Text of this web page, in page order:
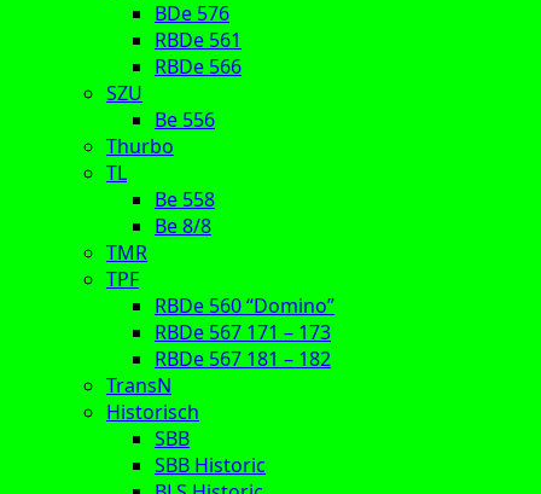
BDe 576
RBDe 561
RBDe 566
SZU
Be 556
Thurbo
TL
Be 558
Be 8/8
TMR
TPF
RBDe 560 “Domino”
RBDe 567 171 – 173
RBDe 567 181 – 182
TransN
Historisch
SBB
SBB Historic